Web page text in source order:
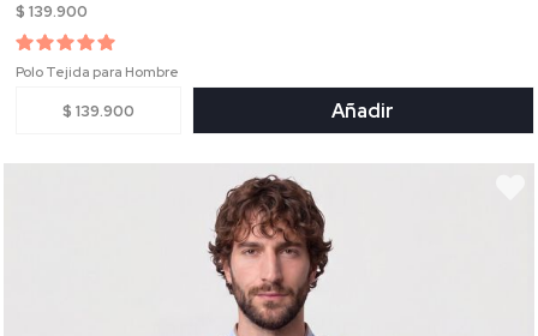
$ 139.900
Polo Tejida para Hombre
$ 139.900 Añadir